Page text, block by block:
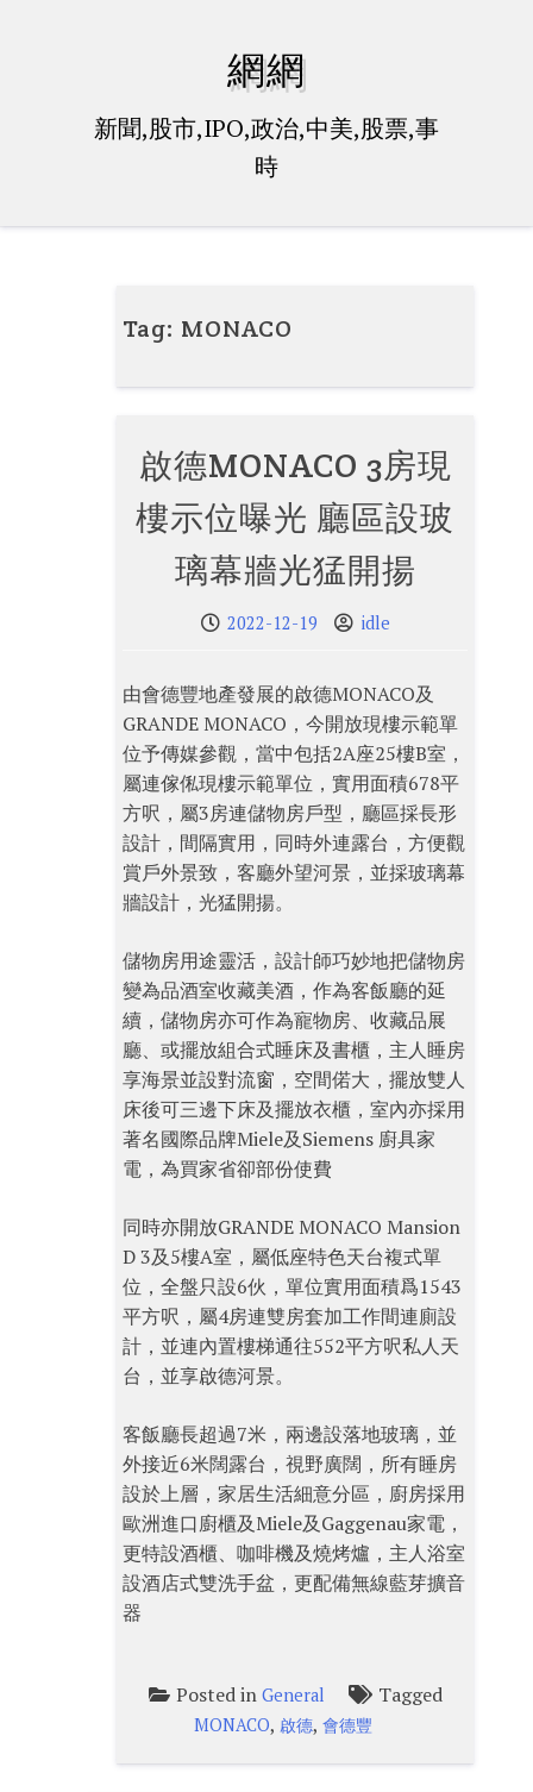
網網
新聞,股市,IPO,政治,中美,股票,事
時
Tag: MONACO
啟德MONACO 3房現
樓示位曝光 廳區設玻
璃幕牆光猛開揚
2022-12-19 idle
由會德豐地產發展的啟德MONACO及
GRANDE MONACO，今開放現樓示範單
位予傳媒參觀，當中包括2A座25樓B室，
屬連傢俬現樓示範單位，實用面積678平
方呎，屬3房連儲物房戶型，廳區採長形
設計，間隔實用，同時外連露台，方便觀
賞戶外景致，客廳外望河景，並採玻璃幕
牆設計，光猛開揚。
儲物房用途靈活，設計師巧妙地把儲物房
變為品酒室收藏美酒，作為客飯廳的延
續，儲物房亦可作為寵物房、收藏品展
廳、或擺放組合式睡床及書櫃，主人睡房
享海景並設對流窗，空間偌大，擺放雙人
床後可三邊下床及擺放衣櫃，室內亦採用
著名國際品牌Miele及Siemens 廚具家
電，為買家省卻部份使費
同時亦開放GRANDE MONACO Mansion
D 3及5樓A室，屬低座特色天台複式單
位，全盤只設6伙，單位實用面積爲1543
平方呎，屬4房連雙房套加工作間連廁設
計，並連內置樓梯通往552平方呎私人天
台，並享啟德河景。
客飯廳長超過7米，兩邊設落地玻璃，並
外接近6米闊露台，視野廣闊，所有睡房
設於上層，家居生活細意分區，廚房採用
歐洲進口廚櫃及Miele及Gaggenau家電，
更特設酒櫃、咖啡機及燒烤爐，主人浴室
設酒店式雙洗手盆，更配備無線藍芽擴音
器
Posted in General Tagged
MONACO, 啟德,會德豐